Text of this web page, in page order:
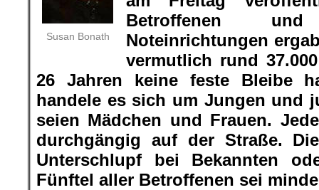
Susan Bonath
Betroffenen
Noteinrichtungen
vermutlich rund
26 Jahren keine feste Bleibe
handele es sich um Jungen und
seien Mädchen und Frauen.
durchgängig auf der Straße.
Unterschlupf bei Bekannten
Fünftel aller Betroffenen sei